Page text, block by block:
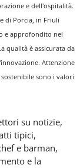
e dell'ospitalità.
di Porcia, in Friuli
e approfondito nel
qualità è assicurata da
Attenzione
sono i valori
su notizie,
tipici,
e barman,
e la